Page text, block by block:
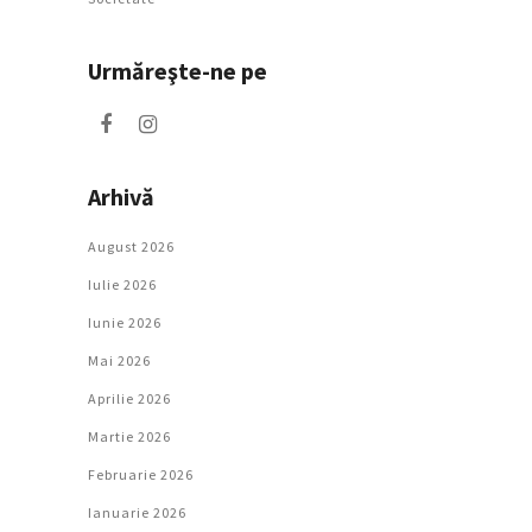
Urmăreşte-ne pe
Arhivă
August 2026
Iulie 2026
Iunie 2026
Mai 2026
Aprilie 2026
Martie 2026
Februarie 2026
Ianuarie 2026